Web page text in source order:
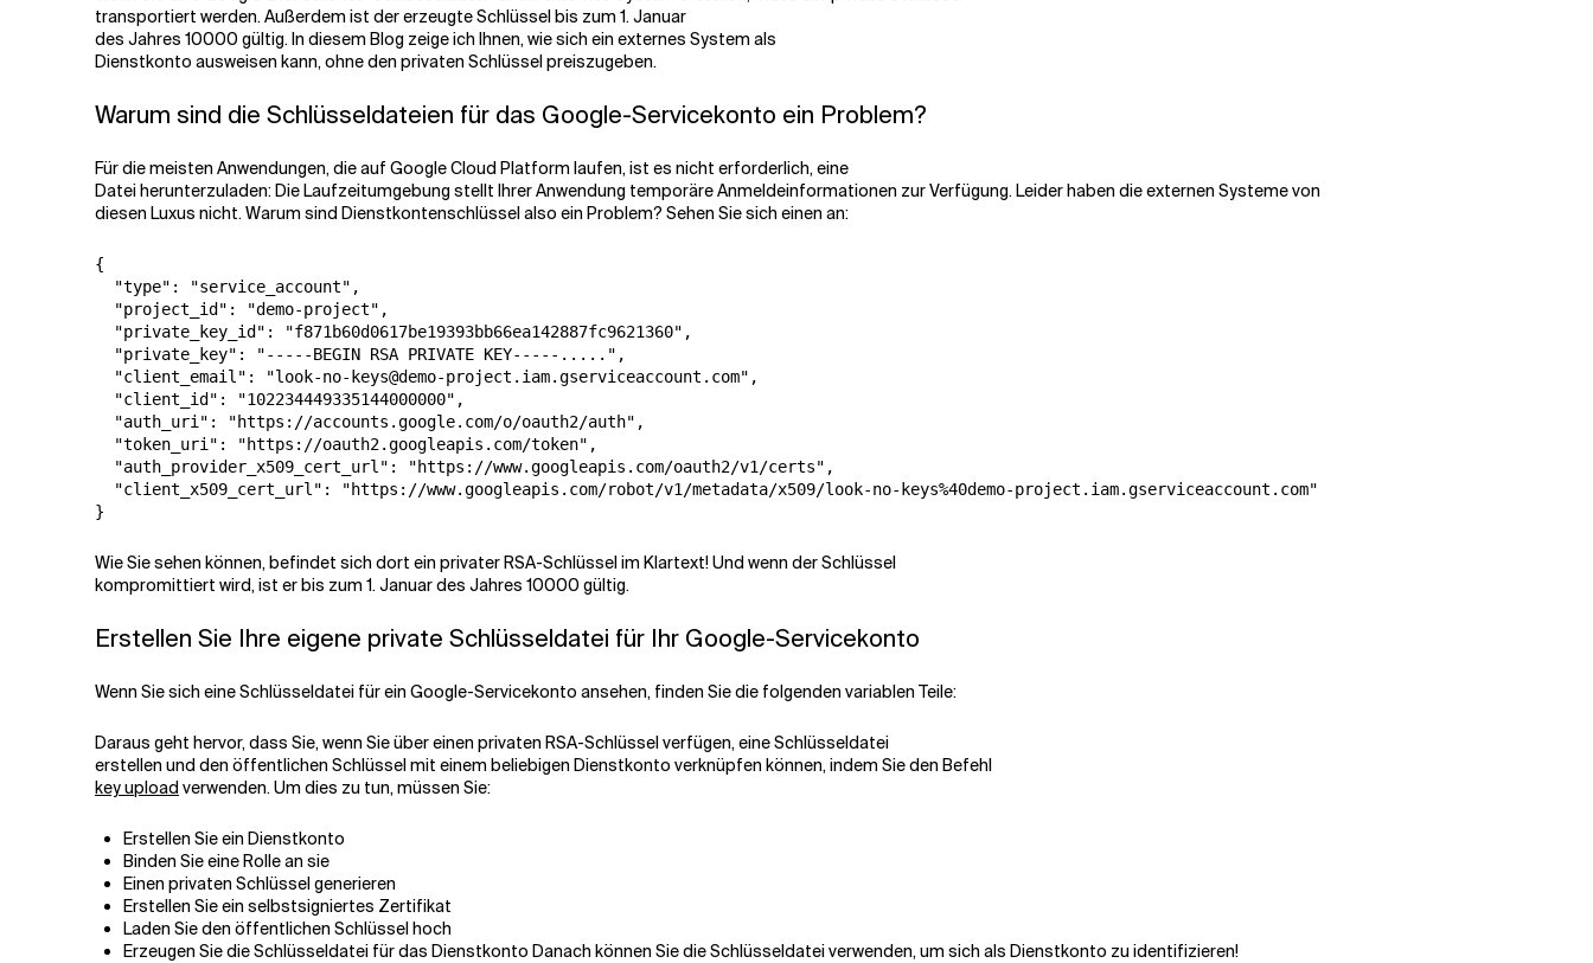
Verwandte Themen
transportiert werden. Außerdem ist der erzeugte Schlüssel bis zum 1. Januar
des Jahres 10000 gültig. In diesem Blog zeige ich Ihnen, wie sich ein externes System als
Dienstkonto ausweisen kann, ohne den privaten Schlüssel preiszugeben.
Warum sind die Schlüsseldateien für das Google-Servicekonto ein Problem?
Für die meisten Anwendungen, die auf Google Cloud Platform laufen, ist es nicht erforderlich, eine
Datei herunterzuladen: Die Laufzeitumgebung stellt Ihrer Anwendung temporäre Anmeldeinformationen zur Verfügung. Leider haben die externen Systeme von
diesen Luxus nicht. Warum sind Dienstkontenschlüssel also ein Problem? Sehen Sie sich einen an:
{
  "type": "service_account",
  "project_id": "demo-project",
  "private_key_id": "f871b60d0617be19393bb66ea142887fc9621360",
  "private_key": "-----BEGIN RSA PRIVATE KEY-----.....",
  "client_email": "look-no-keys@demo-project.iam.gserviceaccount.com",
  "client_id": "102234449335144000000",
  "auth_uri": "https://accounts.google.com/o/oauth2/auth",
  "token_uri": "https://oauth2.googleapis.com/token",
  "auth_provider_x509_cert_url": "https://www.googleapis.com/oauth2/v1/certs",
  "client_x509_cert_url": "https://www.googleapis.com/robot/v1/metadata/x509/look-no-keys%40demo-project.iam.gserviceaccount.com"
Wie Sie sehen können, befindet sich dort ein privater RSA-Schlüssel im Klartext! Und wenn der Schlüssel
kompromittiert wird, ist er bis zum 1. Januar des Jahres 10000 gültig.
Erstellen Sie Ihre eigene private Schlüsseldatei für Ihr Google-Servicekonto
Wenn Sie sich eine Schlüsseldatei für ein Google-Servicekonto ansehen, finden Sie die folgenden variablen Teile:
Daraus geht hervor, dass Sie, wenn Sie über einen privaten RSA-Schlüssel verfügen, eine Schlüsseldatei
erstellen und den öffentlichen Schlüssel mit einem beliebigen Dienstkonto verknüpfen können, indem Sie den Befehl
key upload verwenden. Um dies zu tun, müssen Sie:
Erstellen Sie ein Dienstkonto
Binden Sie eine Rolle an sie
Einen privaten Schlüssel generieren
Erstellen Sie ein selbstsigniertes Zertifikat
Laden Sie den öffentlichen Schlüssel hoch
Erzeugen Sie die Schlüsseldatei für das Dienstkonto Danach können Sie die Schlüsseldatei verwenden, um sich als Dienstkonto zu identifizieren!